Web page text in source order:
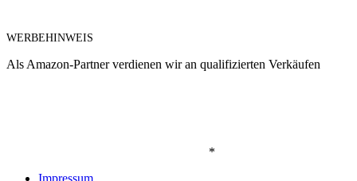
WERBEHINWEIS
Als Amazon-Partner verdienen wir an qualifizierten Verkäufen
*
Impressum